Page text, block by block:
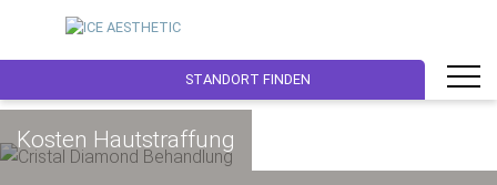
STANDORT FINDEN
Kosten Hautstraffung